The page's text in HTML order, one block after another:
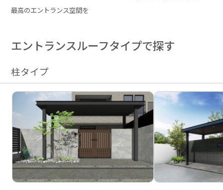
最高のエントランス空間を
エントランスルーフタイプで探す
柱タイプ